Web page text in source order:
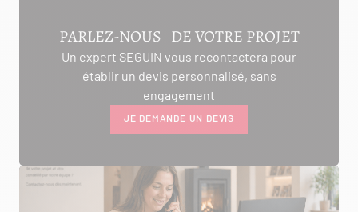
PARLEZ-NOUS DE VOTRE PROJET
Un expert SEGUIN vous recontactera pour
établir un devis personnalisé, sans
engagement
JE DEMANDE UN DEVIS